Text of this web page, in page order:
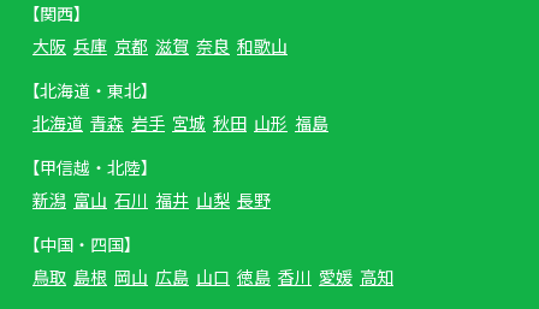
【関西】
大阪 兵庫 京都 滋賀 奈良 和歌山
【北海道・東北】
北海道 青森 岩手 宮城 秋田 山形 福島
【甲信越・北陸】
新潟 富山 石川 福井 山梨 長野
【中国・四国】
鳥取 島根 岡山 広島 山口 徳島 香川 愛媛 高知